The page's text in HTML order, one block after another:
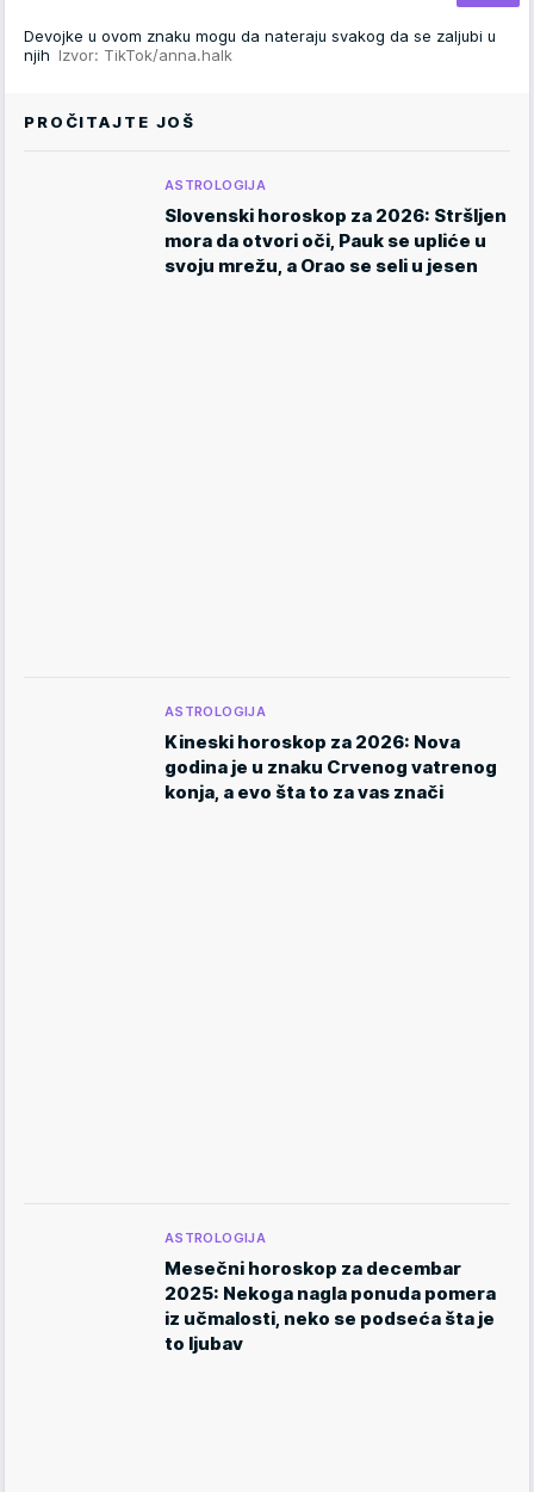
Devojke u ovom znaku mogu da nateraju svakog da se zaljubi u
njih Izvor: TikTok/anna.halk
PROČITAJTE JOŠ
ASTROLOGIJA
Slovenski horoskop za 2026: Stršljen
mora da otvori oči, Pauk se upliće u
svoju mrežu, a Orao se seli u jesen
ASTROLOGIJA
Kineski horoskop za 2026: Nova
godina je u znaku Crvenog vatrenog
konja, a evo šta to za vas znači
ASTROLOGIJA
Mesečni horoskop za decembar
2025: Nekoga nagla ponuda pomera
iz učmalosti, neko se podseća šta je
to ljubav